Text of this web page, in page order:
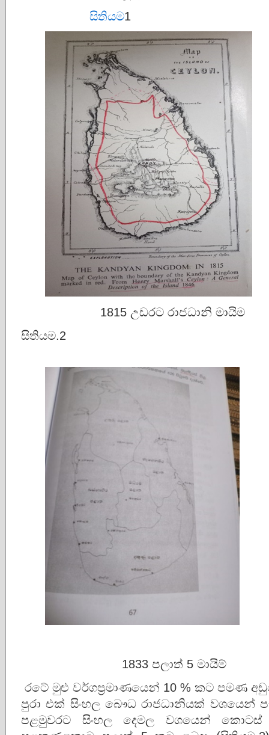
සිතියම1
1815 උඩරට
1833 පලාත් 5 මායිම්
රටේ මුළු වර්ගප්‍රමාණයෙන් 10 % කට පමණ
පුරා එක් සිංහල බෞධ රාජධානියක් වශයෙන්
පළමුවරට සිංහල දෙමල වශයෙන්